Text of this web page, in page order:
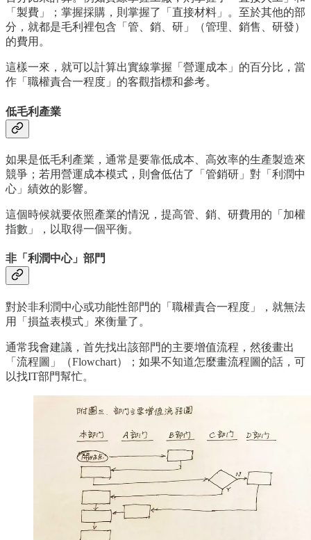
「製費」；掌握採購，則掌握了「直接材料」。至於其他的部
分，就都是毛利裡包含「管、銷、研」（管理、銷售、研發）
的費用。
這樣一來，就可以計算出實線掌握「營運成本」的百分比，當
作「職權責合一程度」的客觀指標和參考。
低毛利產業
如果是低毛利產業，通常是要靠低成本、高效率的生產製造來
競爭；若用營運成本模式，則會低估了「管銷研」對「利潤中
心」績效的影響。
這個時候就要依照產業的情況，提高管、銷、研費用的「加權
指數」，以取得一個平衡。
非「利潤中心」部門
對於非利潤中心或功能性部門的「職權責合一程度」，就無法
用「損益表模式」來衡量了。
通常我會建議，首先找出該部門的主要增值流程，然後畫出
「流程圖」（Flowchart）；如果不知道怎麼畫流程圖的話，可
以找IT部門幫忙。